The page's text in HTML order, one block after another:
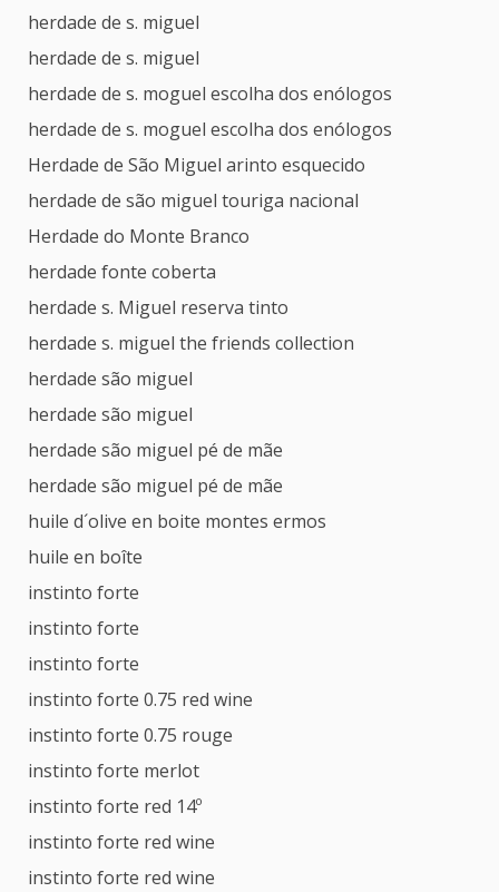
herdade de s. miguel
herdade de s. miguel
herdade de s. moguel escolha dos enólogos
herdade de s. moguel escolha dos enólogos
Herdade de São Miguel arinto esquecido
herdade de são miguel touriga nacional
Herdade do Monte Branco
herdade fonte coberta
herdade s. Miguel reserva tinto
herdade s. miguel the friends collection
herdade são miguel
herdade são miguel
herdade são miguel pé de mãe
herdade são miguel pé de mãe
huile d´olive en boite montes ermos
huile en boîte
instinto forte
instinto forte
instinto forte
instinto forte 0.75 red wine
instinto forte 0.75 rouge
instinto forte merlot
instinto forte red 14º
instinto forte red wine
instinto forte red wine